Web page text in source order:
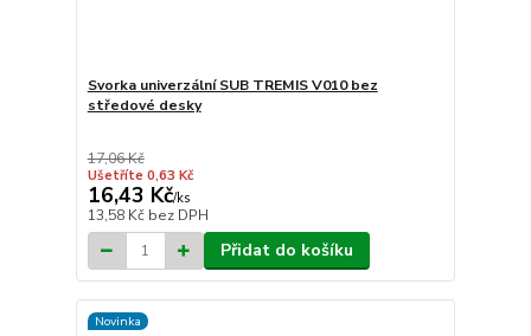
Svorka univerzální SUB TREMIS V010 bez
středové desky
17,06 Kč
Ušetříte 0,63 Kč
16,43 Kč/ks
13,58 Kč bez DPH
Přidat do košíku
Novinka